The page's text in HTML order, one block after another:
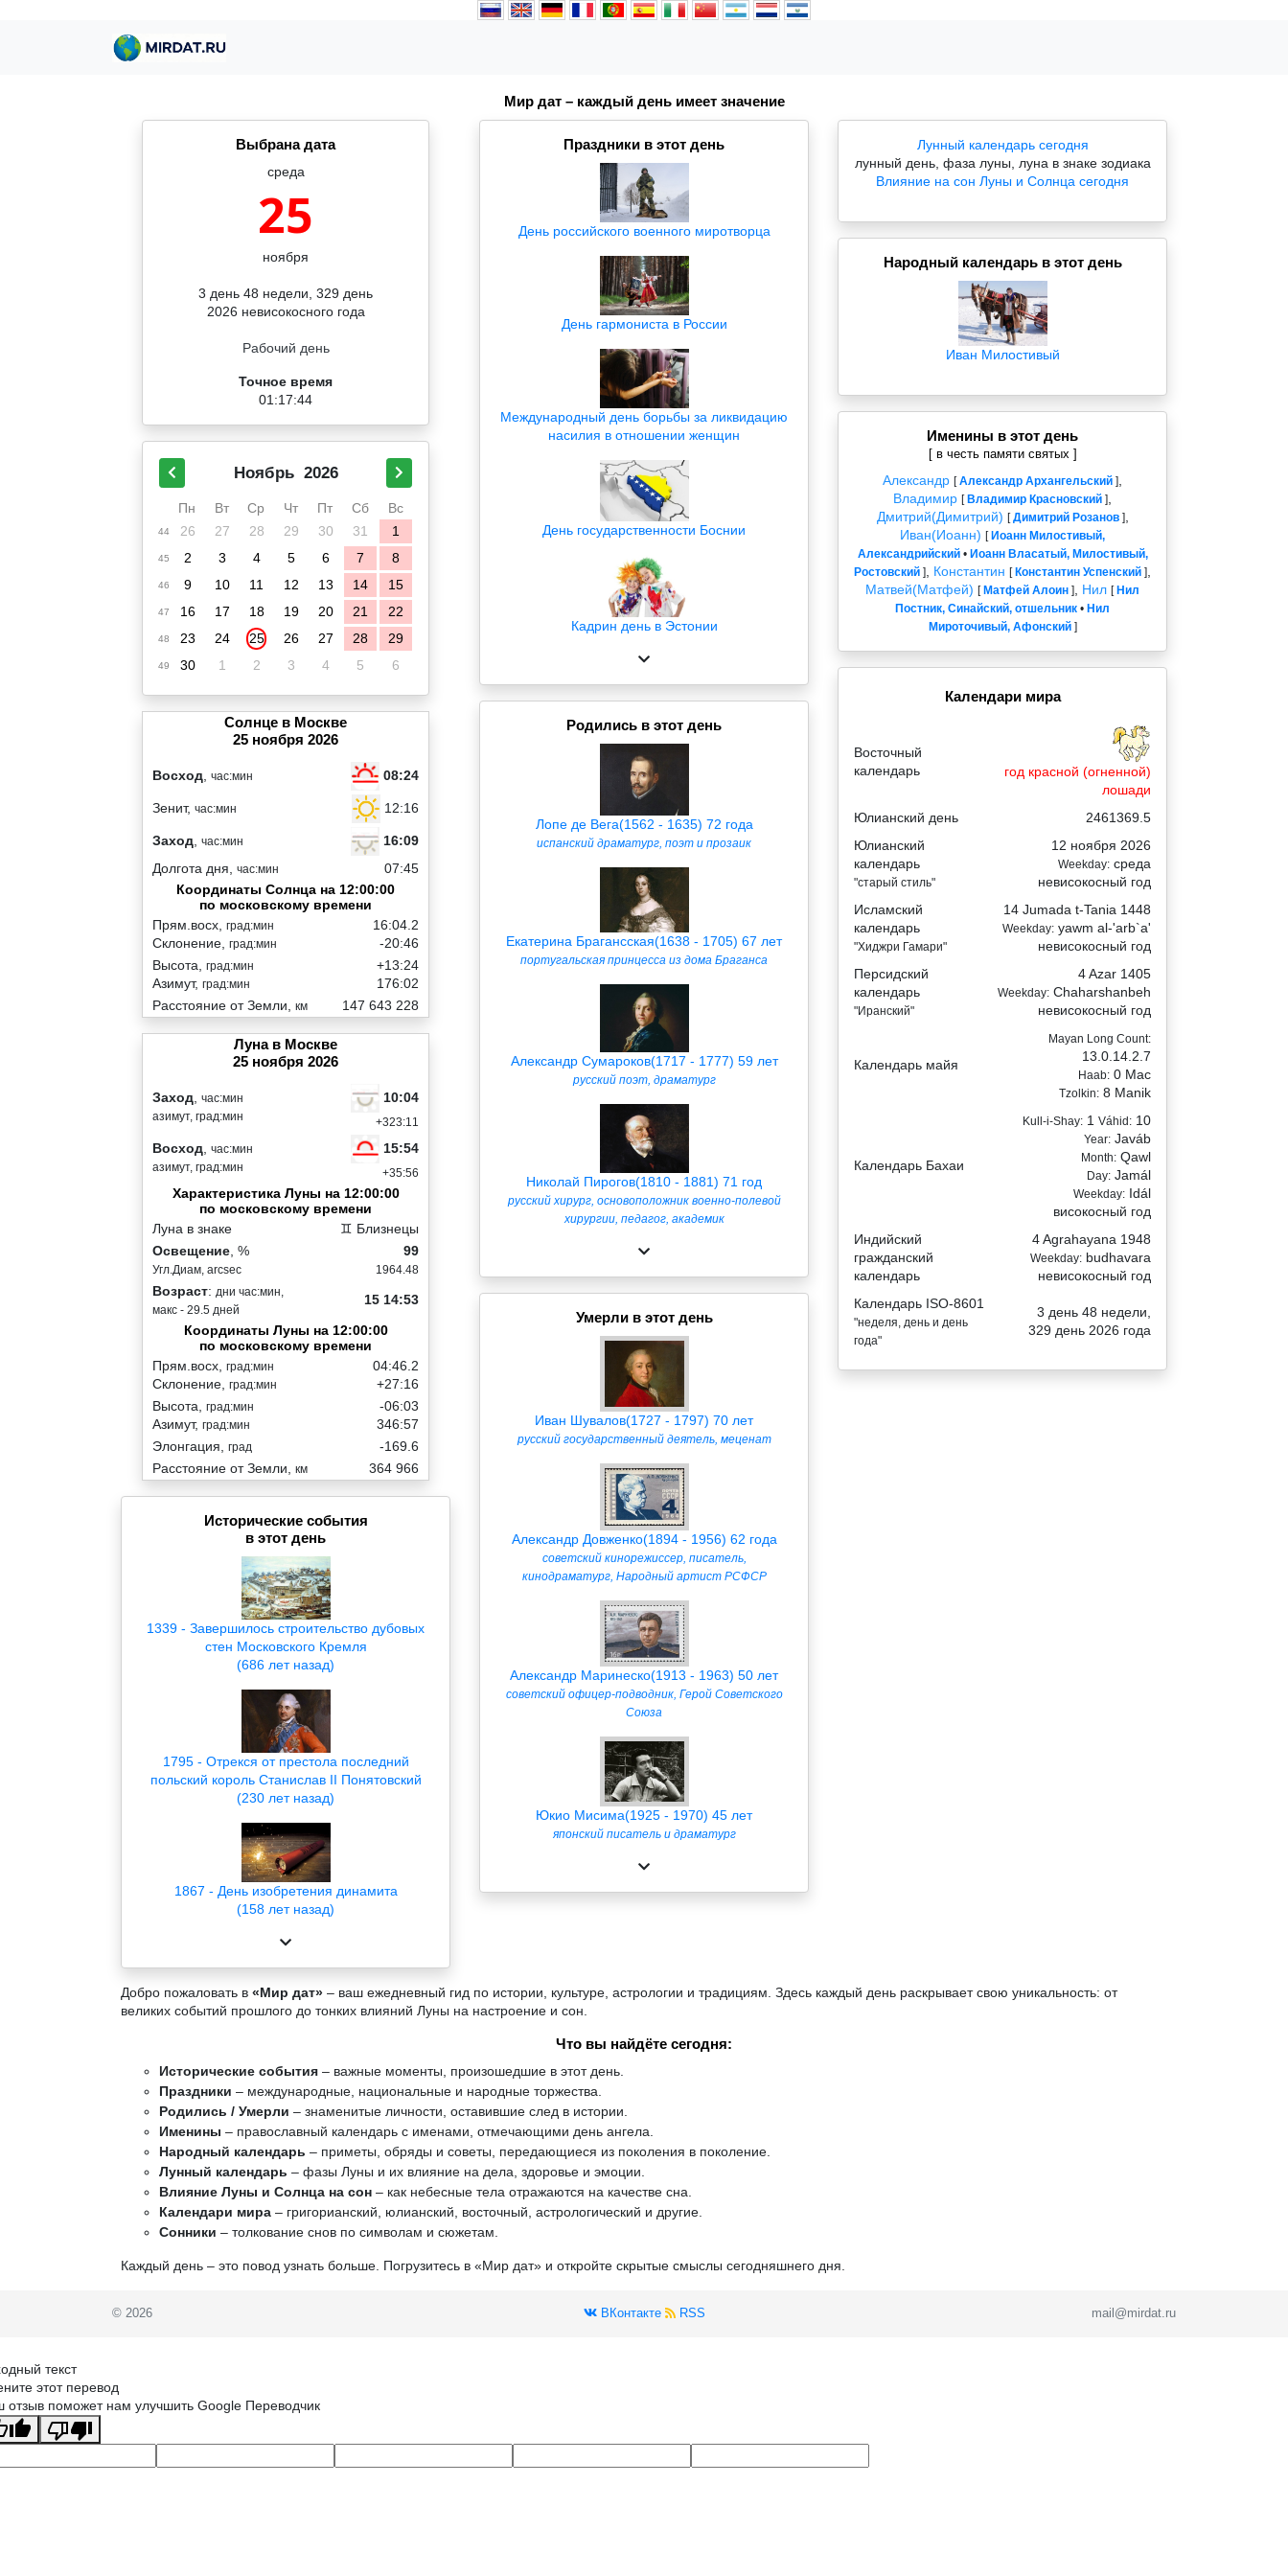
Мир дат – каждый день имеет значение
Выбрана дата
среда
25
ноября
3 день 48 недели, 329 день
2026 невисокосного года
Рабочий день
Точное время
01:17:44
Ноябрь 2026
Пн Вт Ср Чт Пт Сб Вс
44 26 27 28 29 30 31 1
45 2 3 4 5 6 7 8
46 9 10 11 12 13 14 15
47 16 17 18 19 20 21 22
48 23 24 25 26 27 28 29
49 30 1 2 3 4 5 6
Солнце в Москве
25 ноября 2026
Восход час:мин 08:24
Зенит, час:мин 12:16
Заход час:мин
16:09
Долгота дня, час:мин
07:45
Координаты Солнца на 12:00:00
по московскому времени
Прям.восх, град:мин
Склонение, град:мин
16:04.2
-20:46
Высота, град:мин
Азимут, град:мин
+13:24
176:02
Расстояние от Земли, км 147 643 228
Луна в Москве
25 ноября 2026
Заход час:мин
азимут, град:мин
10:04
+323:11
Восход час:мин
азимут, град:мин
15:54
+35:56
Характеристика Луны на 12:00:00
по московскому времени
Луна в знаке
♊ Близнецы
Освещение , %
Угл.Диам, arcsec
99
1964.48
Возраст: дни час:мин,
макс - 29.5 дней
15 14:53
Координаты Луны на 12:00:00
по московскому времени
Прям.восх, град:мин
Склонение, град:мин
04:46.2
+27:16
Высота, град:мин
Азимут, град:мин
-06:03
346:57
Элонгация, град
-169.6
Расстояние от Земли, км 364 966
Исторические события
в этот день
1339 - Завершилось строительство дубовых
стен Московского Кремля
(686 лет назад)
1795 - Отрекся от престола последний
польский король Станислав II Понятовский
(230 лет назад)
1867 - День изобретения динамита
(158 лет назад)
Праздники в этот день
День российского военного миротворца
День гармониста в России
Международный день борьбы за ликвидацию
насилия в отношении женщин
День государственности Боснии
Кадрин день в Эстонии
Родились в этот день
Лопе де Вега(1562 - 1635) 72 года
испанский драматург, поэт и прозаик
Екатерина Брагансская(1638 - 1705) 67 лет
португальская принцесса из дома Браганса
Александр Сумароков(1717 - 1777) 59 лет
русский поэт, драматург
Николай Пирогов(1810 - 1881) 71 год
русский хирург, основоположник военно-полевой
хирургии, педагог, академик
Умерли в этот день
Иван Шувалов(1727 - 1797) 70 лет
русский государственный деятель, меценат
Александр Довженко(1894 - 1956) 62 года
советский кинорежиссер, писатель,
кинодраматург, Народный артист РСФСР
Александр Маринеско(1913 - 1963) 50 лет
советский офицер-подводник, Герой Советского
Союза
Юкио Мисима(1925 - 1970) 45 лет
японский писатель и драматург
Лунный календарь сегодня
лунный день, фаза луны, луна в знаке зодиака
Влияние на сон Луны и Солнца сегодня
Народный календарь в этот день
Иван Милостивый
Именины в этот день
[ в честь памяти святых ]
Александр [Александр Архангельский ],
Владимир [ Владимир Красновский ],
Дмитрий(Димитрий) [Димитрий Розанов],
Иван(Иоанн) [ Иоанн Милостивый,
Александрийский• Иоанн Власатый, Милостивый,
Ростовский ], Константин [ Константин Успенский ],
Матвей(Матфей) [ Матфей Алоин ], Нил [ Нил
Постник, Синайский, отшельник • Нил
Мироточивый, Афонский]
Календари мира
Восточный
календарь
год красной (огненной)
лошади
Юлианский день
2461369.5
Юлианский
календарь
"старый стиль"
12 ноября 2026
Weekday: среда
невисокосный год
Исламский
календарь
"Хиджри Гамари"
14 Jumada t-Tania 1448
Weekday: yawm al-'arb`a'
невисокосный год
Персидский
календарь
"Иранский"
4 Azar 1405
Weekday: Chaharshanbeh
невисокосный год
Календарь майя
Mayan Long Count:
13.0.14.2.7
Haab: 0 Mac
Tzolkin: 8 Manik
Календарь Бахаи
Kull-i-Shay: 1 Váhid: 10
Year: Javáb
Month: Qawl
Day: Jamál
Weekday: Idál
високосный год
Индийский
гражданский
календарь
4 Agrahayana 1948
Weekday: budhavara
невисокосный год
Календарь ISO-8601
"неделя, день и день
года"
3 день 48 недели,
329 день 2026 года
Добро пожаловать в «Мир дат» – ваш ежедневный гид по истории, культуре, астрологии и традициям. Здесь каждый день раскрывает свою уникальность: от
великих событий прошлого до тонких влияний Луны на настроение и сон.
Что вы найдёте сегодня:
Исторические события – важные моменты, произошедшие в этот день.
Праздники – международные, национальные и народные торжества.
Родились / Умерли – знаменитые личности, оставившие след в истории.
Именины – православный календарь с именами, отмечающими день ангела.
Народный календарь – приметы, обряды и советы, передающиеся из поколения в поколение.
Лунный календарь – фазы Луны и их влияние на дела, здоровье и эмоции.
Влияние Луны и Солнца на сон – как небесные тела отражаются на качестве сна.
Календари мира – григорианский, юлианский, восточный, астрологический и другие.
Сонники – толкование снов по символам и сюжетам.
Каждый день – это повод узнать больше. Погрузитесь в «Мир дат» и откройте скрытые смыслы сегодняшнего дня.
© 2026 ВКонтакте RSS mail@mirdat.ru
текст
этот перевод
отзыв поможет нам улучшить Google Переводчик